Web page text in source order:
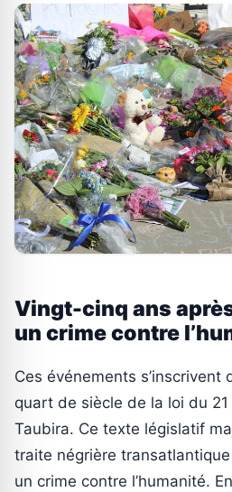
Vingt-cinq ans
un crime contre
Ces événements s’inscrivent
quart de siècle de la loi du
Taubira. Ce texte législatif
traite négrière transatlantique
un crime contre l’humanité.